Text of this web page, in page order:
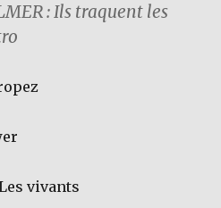
: Ils traquent les
vivants